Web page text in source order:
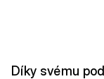
Díky svému